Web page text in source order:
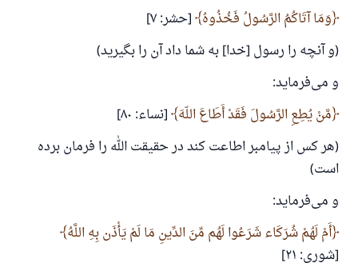
وَمَا آتَاكُمُ الرَّسُولُ فَخُذُوهُ [حشر: ۷]
(و آنچه را رسول [خدا] به شما داد آن را بگیرید)
و می‌فرماید:
مَّنْ يُطِعِ الرَّسُولَ فَقَدْ أَطَاعَ اللّهَ [نساء: ۸۰]
(هر کس از پیامبر اطاعت کند در حقیقت الله را فرمان برده
است)
و می‌فرماید:
أَمْ لَهُمْ شُرَكَاء شَرَعُوا لَهُم مِّنَ الدِّينِ مَا لَمْ يَأْذَن بِهِ اللَّهُ
[شوری: ۲۱]